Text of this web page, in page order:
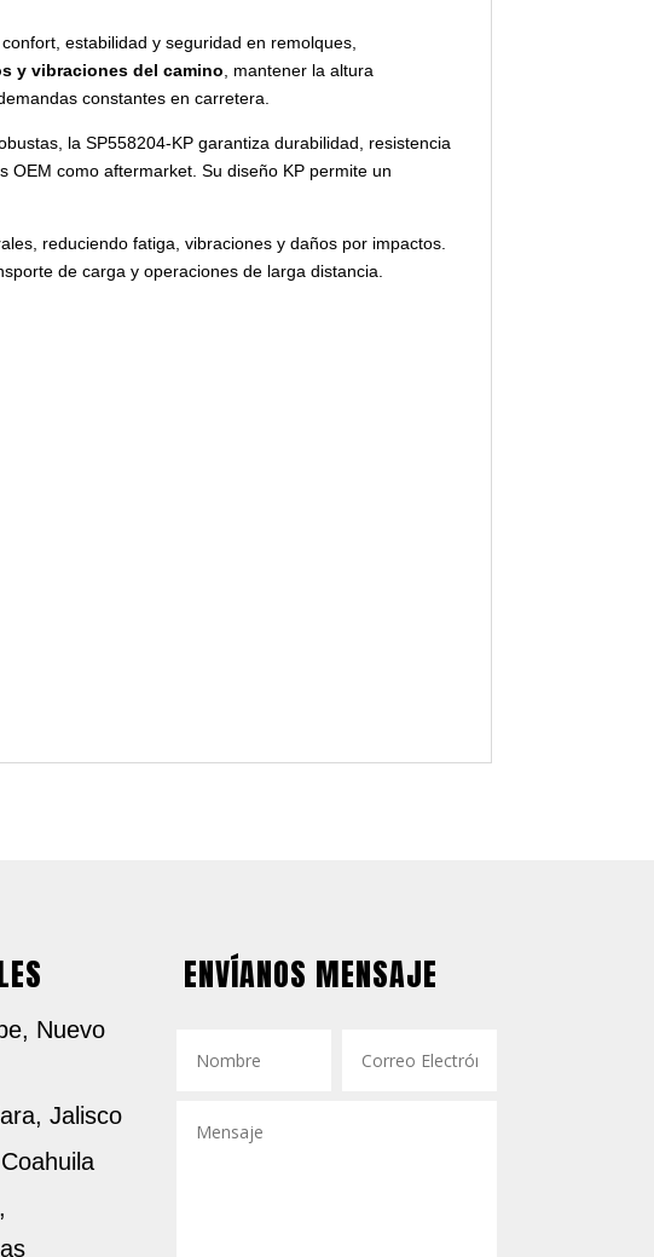
estabilidad y seguridad en remolques,
y vibraciones del camino , mantener la altura
constantes en carretera.
la SP558204-KP garantiza durabilidad, resistencia
OEM como aftermarket. Su diseño KP permite un
reduciendo fatiga, vibraciones y daños por impactos.
de carga y operaciones de larga distancia.
Nuevo
Jalisco
ENVÍANOS MENSAJE